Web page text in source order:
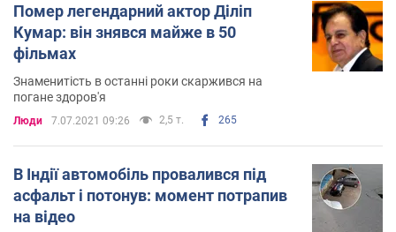
Помер легендарний актор Діліп
Кумар: він знявся майже в 50
фільмах
Знаменитість в останні роки скаржився на
погане здоров'я
Люди 7.07.2021 09:26 2,5 т. 265
В Індії автомобіль провалився під
асфальт і потонув: момент потрапив
на відео